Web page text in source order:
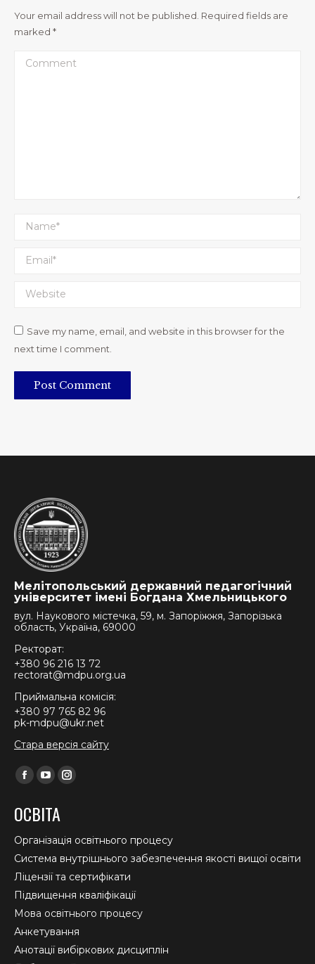
Your email address will not be published. Required fields are
marked *
Comment
Name *
Email *
Website
Save my name, email, and website in this browser for the
next time I comment.
Post Comment
Мелітопольський державний педагогічний
університет імені Богдана Хмельницького
вул. Наукового містечка, 59, м. Запоріжжя, Запорізька
область, Україна, 69000
Ректорат:
+380 96 216 13 72
rectorat@mdpu.org.ua
Приймальна комісія:
+380 97 765 82 96
pk-mdpu@ukr.net
Стара версія сайту
Find us on:
Facebook
opens
in
new
window
YouTube
opens
in
new
window
Instagram
in
new
window
ОСВІТА
Організація освітнього процесу
Система внутрішнього забезпечення якості вищої освіти
Ліцензії та сертифікати
Підвищення кваліфікації
Мова освітнього процесу
Анкетування
Анотації вибіркових дисциплін